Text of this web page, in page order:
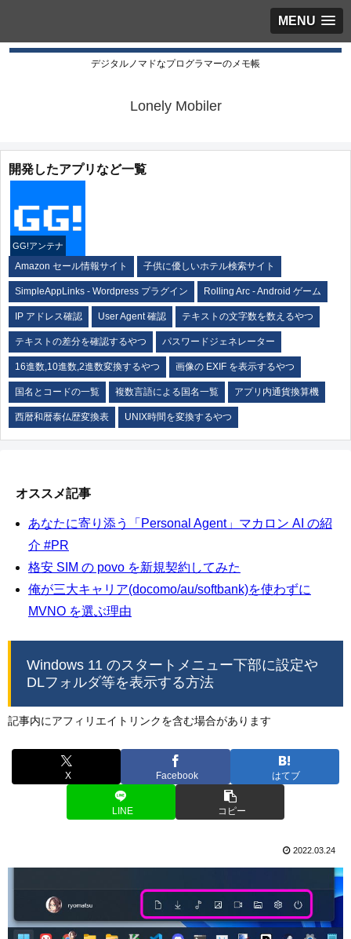
MENU
デジタルノマドなプログラマーのメモ帳
Lonely Mobiler
開発したアプリなど一覧
GG!アンテナ
Amazon セール情報サイト 子供に優しいホテル検索サイト
SimpleAppLinks - Wordpress プラグイン Rolling Arc - Android ゲーム
IP アドレス確認 User Agent 確認 テキストの文字数を数えるやつ
テキストの差分を確認するやつ パスワードジェネレーター
16進数,10進数,2進数変換するやつ 画像の EXIF を表示するやつ
国名とコードの一覧 複数言語による国名一覧 アプリ内通貨換算機
西暦和暦泰仏歴変換表 UNIX時間を変換するやつ
オススメ記事
あなたに寄り添う「Personal Agent」マカロン AI の紹
介 #PR
格安 SIM の povo を新規契約してみた
俺が三大キャリア(docomo/au/softbank)を使わずに
MVNO を選ぶ理由
Windows 11 のスタートメニュー下部に設定や
DLフォルダ等を表示する方法
記事内にアフィリエイトリンクを含む場合があります
X Facebook はてブ
LINE コピー
2022.03.24